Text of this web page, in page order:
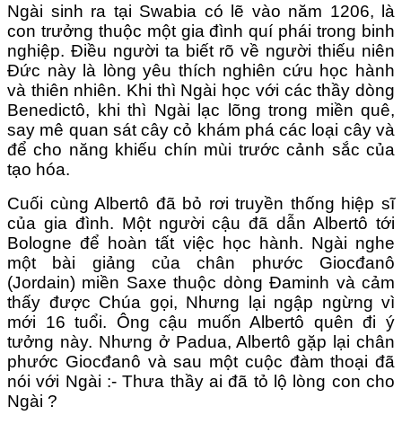
Ngài sinh ra tại Swabia có lẽ vào năm 1206, là
con trưởng thuộc một gia đình quí phái trong binh
nghiệp. Điều người ta biết rõ về người thiếu niên
Đức này là lòng yêu thích nghiên cứu học hành
và thiên nhiên. Khi thì Ngài học với các thầy dòng
Benedictô, khi thì Ngài lạc lõng trong miền quê,
say mê quan sát cây cỏ khám phá các loại cây và
để cho năng khiếu chín mùi trước cảnh sắc của
tạo hóa.
Cuối cùng Albertô đã bỏ rơi truyền thống hiệp sĩ
của gia đình. Một người cậu đã dẫn Albertô tới
Bologne để hoàn tất việc học hành. Ngài nghe
một bài giảng của chân phước Giocđanô
(Jordain) miền Saxe thuộc dòng Đaminh và cảm
thấy được Chúa gọi, Nhưng lại ngập ngừng vì
mới 16 tuổi. Ông cậu muốn Albertô quên đi ý
tưởng này. Nhưng ở Padua, Albertô gặp lại chân
phước Giocđanô và sau một cuộc đàm thoại đã
nói với Ngài :- Thưa thầy ai đã tỏ lộ lòng con cho
Ngài ?